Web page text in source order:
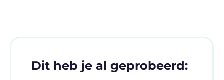
Dit heb je al geprobeerd: